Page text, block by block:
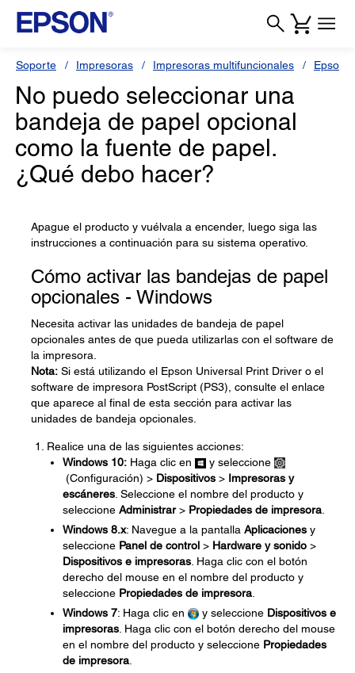
Soporte Impresoras Impresoras multifuncionales Epson
No puedo seleccionar una
bandeja de papel opcional
como la fuente de papel.
¿Qué debo hacer?
Apague el producto y vuélvala a encender, luego siga las
instrucciones a continuación para su sistema operativo.
Cómo activar las bandejas de papel
opcionales - Windows
Necesita activar las unidades de bandeja de papel
opcionales antes de que pueda utilizarlas con el software de
la impresora.
Nota: Si está utilizando el Epson Universal Print Driver o el
software de impresora PostScript (PS3), consulte el enlace
que aparece al final de esta sección para activar las
unidades de bandeja opcionales.
Realice una de las siguientes acciones:
Windows 10: Haga clic en
y seleccione
(Configuración) > Dispositivos > Impresoras y
escáneres . Seleccione el nombre del producto y
seleccione Administrar> Propiedades de impresora
Windows 8.x: Navegue a la pantalla Aplicaciones y
seleccione Panel de control > Hardware y sonido >
Dispositivos e impresoras . Haga clic con el botón
derecho del mouse en el nombre del producto y
seleccione Propiedades de impresora
Windows 7: Haga clic en y seleccione Dispositivos e
impresoras . Haga clic con el botón derecho del mouse
en el nombre del producto y seleccione Propiedades
de impresora